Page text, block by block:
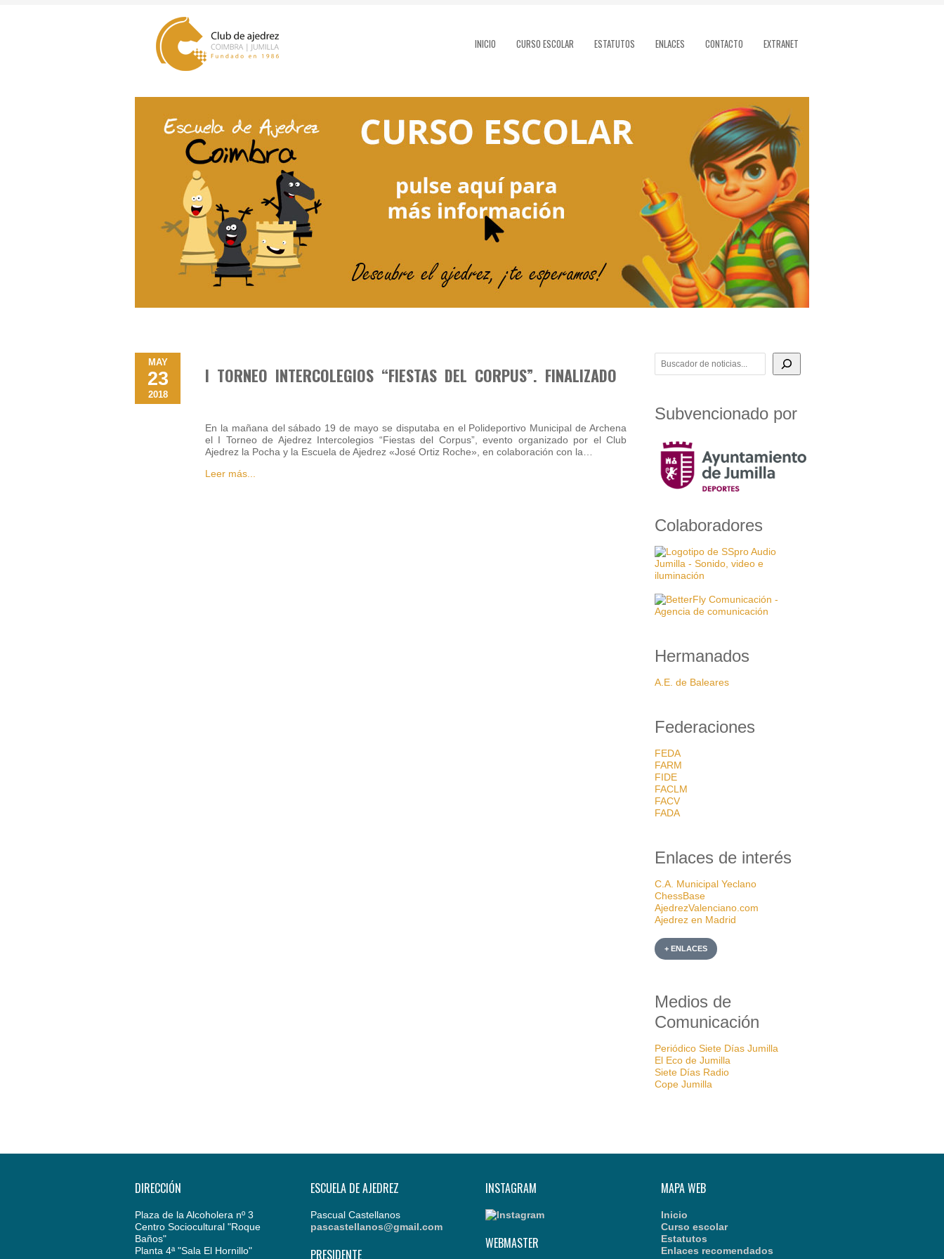
INICIO CURSO ESCOLAR ESTATUTOS ENLACES CONTACTO EXTRANET
MAY
23
2018
I TORNEO INTERCOLEGIOS “FIESTAS DEL CORPUS”. FINALIZADO
En la mañana del sábado 19 de mayo se disputaba en el Polideportivo Municipal de Archena
el I Torneo de Ajedrez Intercolegios “Fiestas del Corpus”, evento organizado por el Club
Ajedrez la Pocha y la Escuela de Ajedrez «José Ortiz Roche», en colaboración con la…
Leer más...
BUSCADOR DE NOTICIAS
Subvencionado por
Colaboradores
Hermanados
A.E. de Baleares
Federaciones
FEDA
FARM
FIDE
FACLM
FACV
FADA
Enlaces de interés
C.A. Municipal Yeclano
ChessBase
AjedrezValenciano.com
Ajedrez en Madrid
+ ENLACES
Medios de
Comunicación
Periódico Siete Días Jumilla
El Eco de Jumilla
Siete Días Radio
Cope Jumilla
DIRECCIÓN
Plaza de la Alcoholera nº 3
Centro Sociocultural "Roque
Baños"
Planta 4ª "Sala El Hornillo"
ESCUELA DE AJEDREZ
Pascual Castellanos
pascastellanos@gmail.com
PRESIDENTE
INSTAGRAM
WEBMASTER
MAPA WEB
Inicio
Curso escolar
Estatutos
Enlaces recomendados